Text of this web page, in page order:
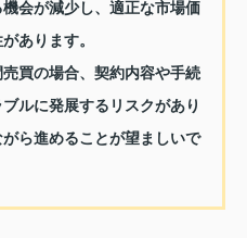
会が減少し、適正な市場価
あります。
買の場合、契約内容や手続
ルに発展するリスクがあり
ら進めることが望ましいで